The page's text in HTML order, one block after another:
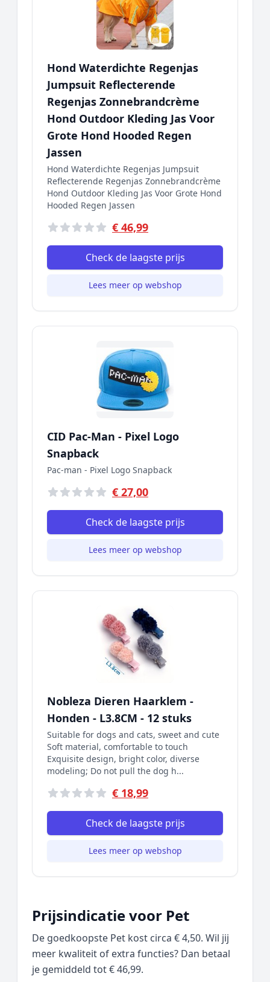
Hond Waterdichte Regenjas
Jumpsuit Reflecterende
Regenjas Zonnebrandcrème
Hond Outdoor Kleding Jas Voor
Grote Hond Hooded Regen
Jassen
Hond Waterdichte Regenjas Jumpsuit
Reflecterende Regenjas Zonnebrandcrème
Hond Outdoor Kleding Jas Voor Grote Hond
Hooded Regen Jassen
€ 46,99
Check de laagste prijs
Lees meer op webshop
CID Pac-Man - Pixel Logo
Snapback
Pac-man - Pixel Logo Snapback
€ 27,00
Check de laagste prijs
Lees meer op webshop
Nobleza Dieren Haarklem -
Honden - L3.8CM - 12 stuks
Suitable for dogs and cats, sweet and cute
Soft material, comfortable to touch
Exquisite design, bright color, diverse
modeling; Do not pull the dog h...
€ 18,99
Check de laagste prijs
Lees meer op webshop
Prijsindicatie voor Pet
De goedkoopste Pet kost circa € 4,50. Wil jij
meer kwaliteit of extra functies? Dan betaal
je gemiddeld tot € 46,99.